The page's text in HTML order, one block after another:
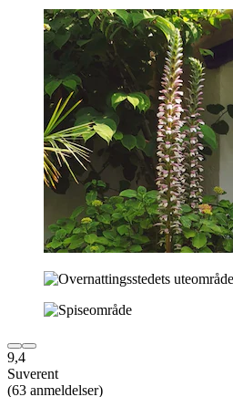
9,4
Suverent
(63 anmeldelser)